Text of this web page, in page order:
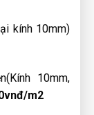
kính 10mm)
10mm,
m2